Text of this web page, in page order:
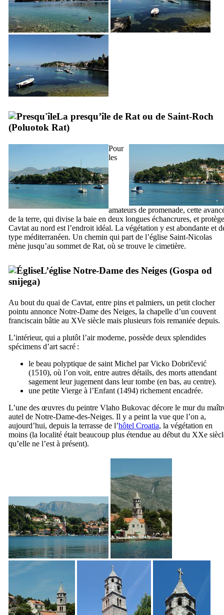
La presqu’île de Rat ou de Saint-Roch
(Poluotok Rat)
Pour
les
amateurs de promenade, cette
de la terre, qui divise la baie en deux longues échancrures, et protège
Cavtat au nord est l’endroit idéal. La végétation y est abondante et
type méditerranéen. Un chemin qui part de l’église Saint-Nicolas
mène jusqu’au sommet de Rat, où se trouve le cimetière.
L’église Notre-Dame des Neiges (Gospa od
snijega)
Au bout du quai de Cavtat, entre pins et palmiers, un petit clocher
pointu annonce Notre-Dame des Neiges, la chapelle d’un couvent
franciscain bâtie au XVe siècle mais plusieurs fois remaniée depuis.
L’intérieur, qui a plutôt l’air moderne, possède deux splendides
spécimens d’art sacré :
le beau polyptique de saint Michel parVicko Dobričević
(1510), où l’on voit, entre autres détails, des morts attendant
sagement leur jugement dans leur tombe (en bas, au centre).
une petite Vierge à l’Enfant (1494) richement encadrée.
L’une des œuvres du peintre Vlaho Bukovac décore le mur du
autel de Notre-Dame-des-Neiges. Il y a peint la vue que l’on a,
aujourd’hui, depuis la terrasse de l’hôtel Croatia, la végétation en
moins (la localité était beaucoup plus étendue au début du XXe
qu’elle ne l’est à présent).